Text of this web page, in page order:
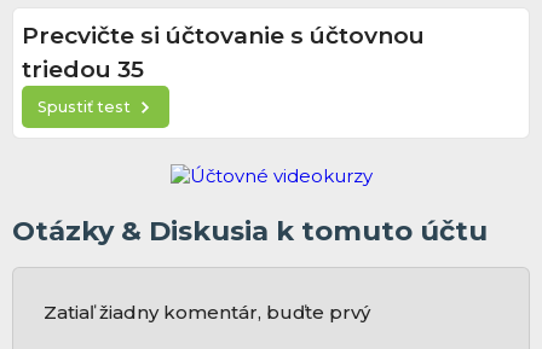
Precvičte si účtovanie s účtovnou
triedou 35
Spustiť test
Otázky & Diskusia k tomuto účtu
Zatiaľ žiadny komentár, buďte prvý